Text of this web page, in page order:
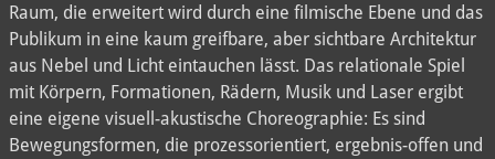
Raum, die erweitert wird durch eine filmische Ebene und das
Publikum in eine kaum greifbare, aber sichtbare Architektur
aus Nebel und Licht eintauchen lässt. Das relationale Spiel
mit Körpern, Formationen, Rädern, Musik und Laser ergibt
eine eigene visuell-akustische Choreographie: Es sind
Bewegungsformen, die prozessorientiert, ergebnis-offen und